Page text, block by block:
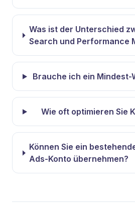
Was ist der Unterschied
Search und Performance
Brauche ich ein Mindest-
Wie oft optimieren Sie
Können Sie ein
Ads-Konto übernehmen?